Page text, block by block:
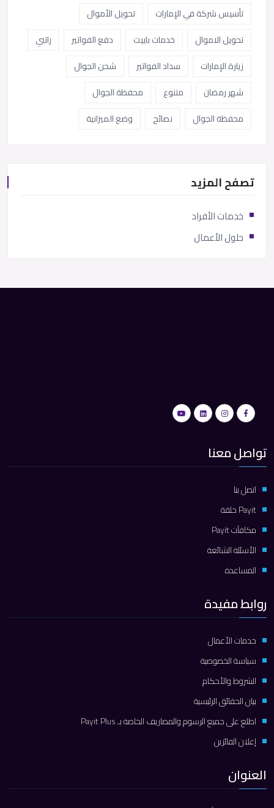
تأسيس شركة في الإمارات
تحويل الأموال
تحويل الاموال
خدمات باييت دفع الفواتير
راتبي
زيارة الإمارات
سداد الفواتير
شحن الجوال
شهر رمضان
متنوع
محفظة الجوال
محفظة الجوال
نصائح وضع الميزانية
تصفح المزيد
خدمات الأفراد
حلول الأعمال
تواصل معنا
اتصل بنا
Payit حلقة
مكافآت Payit
الأسئلة الشائعة
المساعدة
روابط مفيدة
خدمات الأعمال
سياسة الخصوصية
الشروط والأحكام
بيان الحقائق الرئيسية
اطلع على جميع الرسوم والمصاريف الخاصة بـ Payit Plus
إعلان الفائزين
العنوان